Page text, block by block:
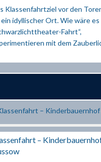
Klassenfahrtziel vor den
idyllischer Ort. Wie wäre
Fahrt“,
mit dem
–